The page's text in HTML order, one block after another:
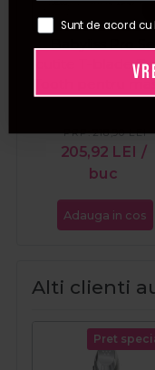
Babyliss Pro
cutite T-blade
Tooth pentru
Titanium
205,92 LEI /
buc
PRP:218,90LEI
Adauga in cos
Alti clienti
Pret
Sunt de acord